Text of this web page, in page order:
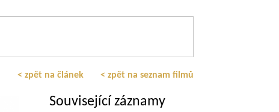
< zpět na článek < zpět na seznam filmů
Související záznamy